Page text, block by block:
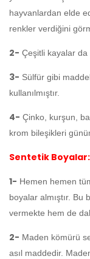
hayvanlardan elde
renkler verdiğini
2- Çeşitli kayalar da
3- Sülfür gibi
kullanılmıştır.
4- Çinko, kurşun,
krom bileşikleri
Sentetik Boyalar:
1- Hemen hemen
boyalar almıştır.
vermekte hem de
2- Maden kömürü
asıl maddedir.